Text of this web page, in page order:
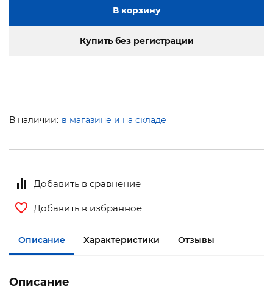
В корзину
Купить без регистрации
В наличии: в магазине и на складе
Добавить в сравнение
Добавить в избранное
Описание Характеристики Отзывы
Описание